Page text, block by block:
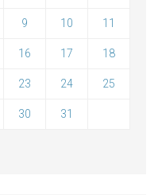
9 10 11
16 17 18
23 24 25
30 31